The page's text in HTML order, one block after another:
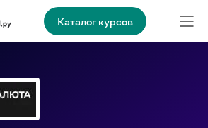
Каталог курсов